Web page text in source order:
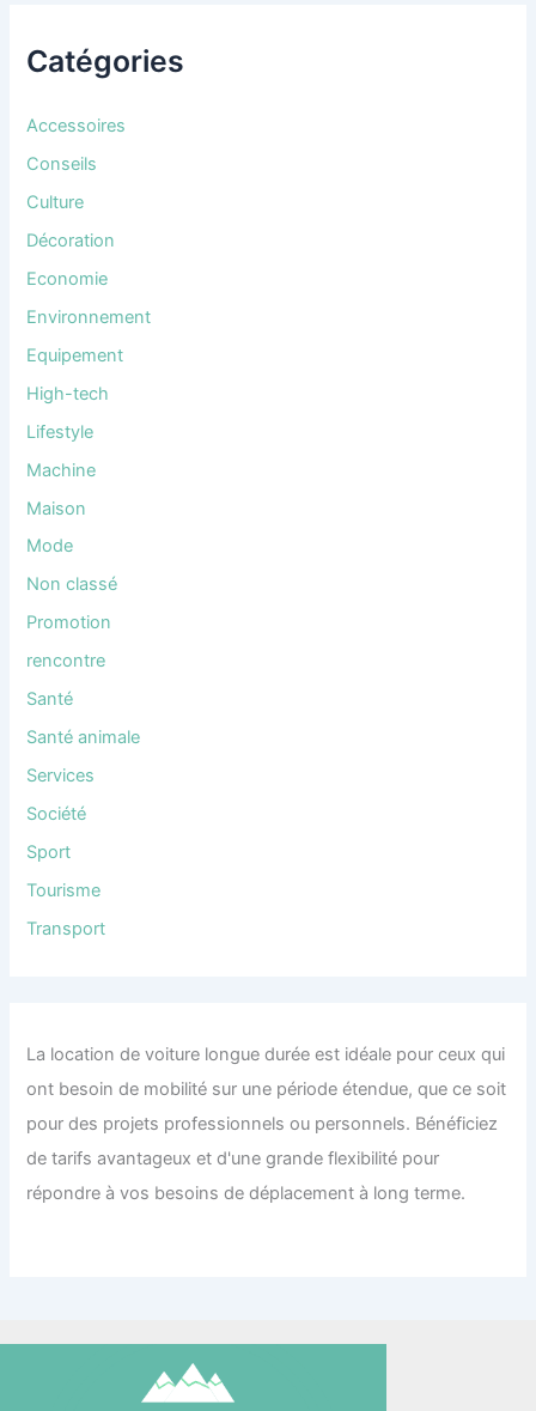
Catégories
Accessoires
Conseils
Culture
Décoration
Economie
Environnement
Equipement
High-tech
Lifestyle
Machine
Maison
Mode
Non classé
Promotion
rencontre
Santé
Santé animale
Services
Société
Sport
Tourisme
Transport
La location de voiture longue durée est idéale pour ceux qui
ont besoin de mobilité sur une période étendue, que ce soit
pour des projets professionnels ou personnels. Bénéficiez
de tarifs avantageux et d'une grande flexibilité pour
répondre à vos besoins de déplacement à long terme.